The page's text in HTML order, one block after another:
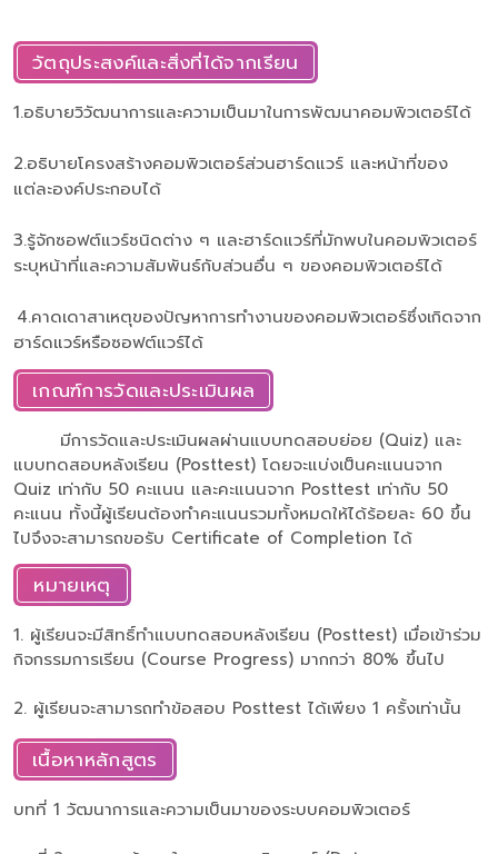
วัตถุประสงค์และสิ่งที่ได้จากเรียน
1.อธิบายวิวัฒนาการและความเป็นมาในการพัฒนาคอมพิวเตอร์ได้
2.อธิบายโครงสร้างคอมพิวเตอร์ส่วนฮาร์ดแวร์ และหน้าที่ของ
แต่ละองค์ประกอบได้
3.รู้จักซอฟต์แวร์ชนิดต่าง ๆ และฮาร์ดแวร์ที่มักพบในคอมพิวเตอร์
ระบุหน้าที่และความสัมพันธ์กับส่วนอื่น ๆ ของคอมพิวเตอร์ได้
4.คาดเดาสาเหตุของปัญหาการทำงานของคอมพิวเตอร์ซึ่งเกิดจาก
ฮาร์ดแวร์หรือซอฟต์แวร์ได้
เกณฑ์การวัดและประเมินผล
มีการวัดและประเมินผลผ่านแบบทดสอบย่อย (Quiz) และ
แบบทดสอบหลังเรียน (Posttest) โดยจะแบ่งเป็นคะแนนจาก
Quiz เท่ากับ 50 คะแนน และคะแนนจาก Posttest เท่ากับ 50
คะแนน ทั้งนี้ผู้เรียนต้องทำคะแนนรวมทั้งหมดให้ได้ร้อยละ 60 ขึ้น
ไปจึงจะสามารถขอรับ Certificate of Completion ได้
หมายเหตุ
1. ผู้เรียนจะมีสิทธิ์ทำแบบทดสอบหลังเรียน (Posttest) เมื่อเข้าร่วม
กิจกรรมการเรียน (Course Progress) มากกว่า 80% ขึ้นไป
2. ผู้เรียนจะสามารถทำข้อสอบ Posttest ได้เพียง 1 ครั้งเท่านั้น
เนื้อหาหลักสูตร
บทที่ 1 วัฒนาการและความเป็นมาของระบบคอมพิวเตอร์